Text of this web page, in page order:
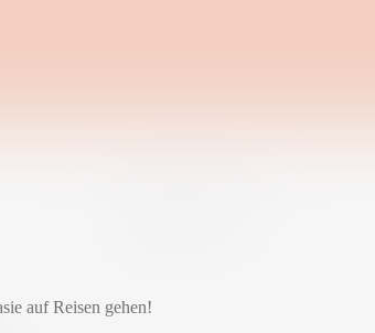
auf Reisen gehen!